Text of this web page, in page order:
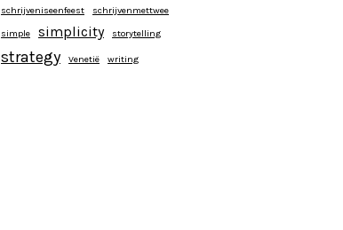
schrijveniseenfeest
schrijvenmettwee
simple
simplicity storytelling
strategy Venetië writing